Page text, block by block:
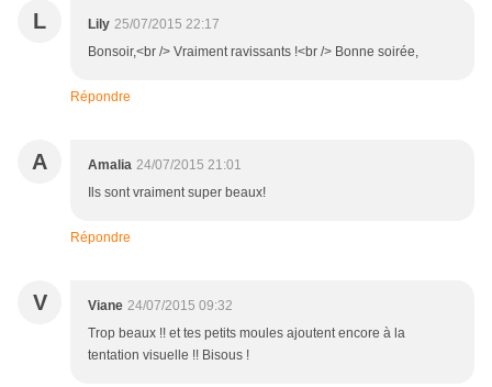
L Lily 25/07/2015 22:17
Bonsoir,<br /> Vraiment ravissants !<br /> Bonne soirée,
Répondre
A Amalia 24/07/2015 21:01
Ils sont vraiment super beaux!
Répondre
V Viane 24/07/2015 09:32
Trop beaux !! et tes petits moules ajoutent encore à la
tentation visuelle !! Bisous !